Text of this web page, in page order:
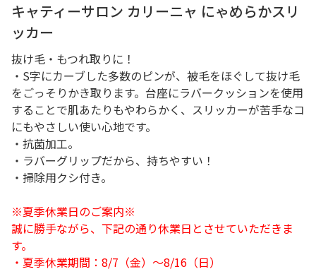
キャティーサロン カリーニャ にゃめらかスリ
ッカー
抜け毛・もつれ取りに！
・S字にカーブした多数のピンが、被毛をほぐして抜け毛
をごっそりかき取ります。台座にラバークッションを使用
することで肌あたりもやわらかく、スリッカーが苦手なコ
にもやさしい使い心地です。
・抗菌加工。
・ラバーグリップだから、持ちやすい！
・掃除用クシ付き。
※夏季休業日のご案内※
誠に勝手ながら、下記の通り休業日とさせていただきま
す。
・夏季休業期間：8/7（金）～8/16（日）